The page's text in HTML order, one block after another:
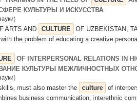
КУЛЬТУРЫ И ИСКУССТВА
ARTS AND CULTURE
OF UZBEKISTAN,
the problem of educating a creative
OF INTERPERSONAL RELATIONS IN
КУЛЬТУРЫ МЕЖЛИЧНОСТНЫХ
must also master the culture
of
business communication, interethnic